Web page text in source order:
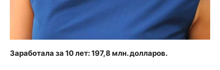
Заработала за 10 лет: 197,8 млн. долларов.